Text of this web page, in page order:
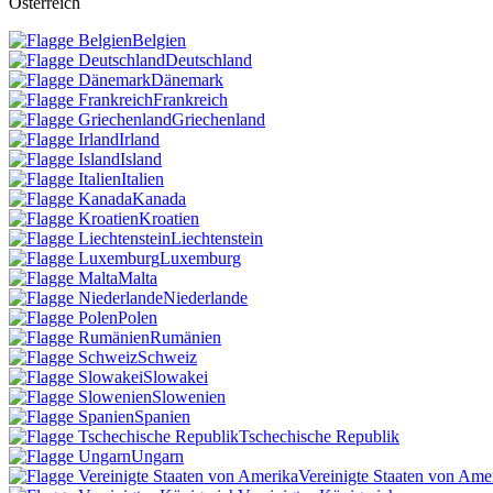
Belgien
Deutschland
Dänemark
Frankreich
Griechenland
Irland
Island
Italien
Kanada
Kroatien
Liechtenstein
Luxemburg
Malta
Niederlande
Polen
Rumänien
Schweiz
Slowakei
Slowenien
Spanien
Tschechische Republik
Ungarn
Vereinigte Staaten von